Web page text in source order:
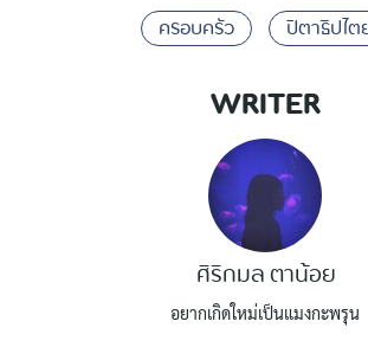
ครอบครัว ปิตาธิปไต
WRITER
ศิริกมล ตาน้อย
อยากเกิดใหม่เป็นแมงกะพรุน